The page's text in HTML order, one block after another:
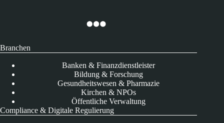
Branchen
Banken & Finanzdienstleister
Bildung & Forschung
Gesundheitswesen & Pharmazie
Kirchen & NPOs
Öffentliche Verwaltung
Compliance & Digitale Regulierung